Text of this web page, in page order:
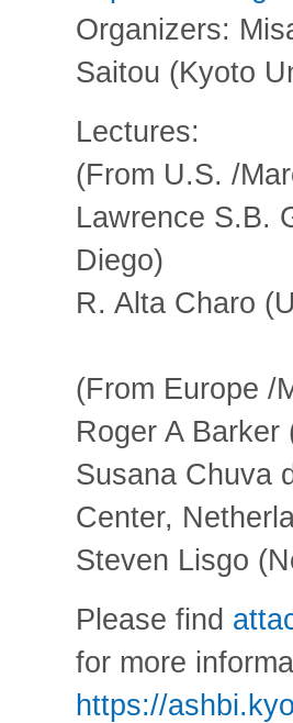
Organizers:
Saitou (Kyoto
Lectures:
(From U.S. /
Lawrence S.B.
Diego)
R. Alta Charo
(From Europe /
Roger A
Susana Chuva
Center,
Steven Lisgo
Please find
for more
https://